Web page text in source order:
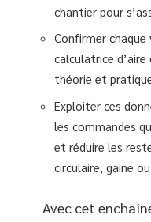
chantier pour
Confirmer chaque
calculatrice
théorie et
Exploiter ces
les commandes
et réduire les
circulaire, gaine
Avec cet